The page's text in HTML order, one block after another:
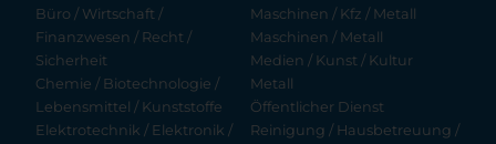
Büro / Wirtschaft /
Finanzwesen / Recht /
Sicherheit
Chemie / Biotechnologie /
Lebensmittel / Kunststoffe
Elektrotechnik / Elektronik /
Maschinen / Kfz / Metall
Maschinen / Metall
Medien / Kunst / Kultur
Metall
Öffentlicher Dienst
Reinigung / Hausbetreuung /